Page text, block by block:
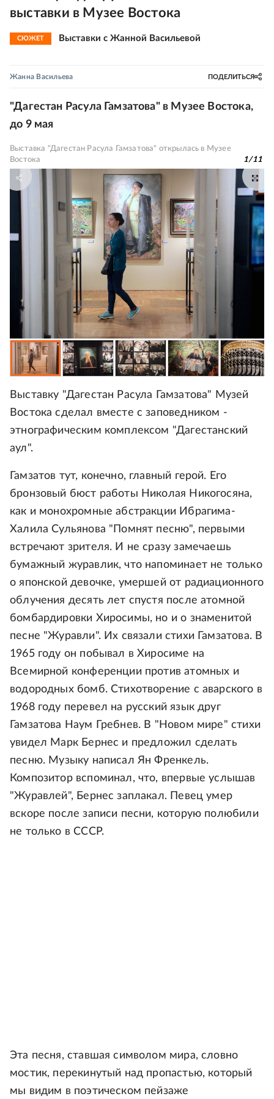
выставки в Музее Востока
СЮЖЕТ Выставки с Жанной Васильевой
Жанна Васильева ПОДЕЛИТЬСЯ
"Дагестан Расула Гамзатова" в Музее Востока,
до 9 мая
Выставка "Дагестан Расула Гамзатова" открылась в Музее
Востока
1/11
Выставку "Дагестан Расула Гамзатова" Музей
Востока сделал вместе с заповедником -
этнографическим комплексом "Дагестанский
аул".
Гамзатов тут, конечно, главный герой. Его
бронзовый бюст работы Николая Никогосяна,
как и монохромные абстракции Ибрагима-
Халила Сульянова "Помнят песню", первыми
встречают зрителя. И не сразу замечаешь
бумажный журавлик, что напоминает не только
о японской девочке, умершей от радиационного
облучения десять лет спустя после атомной
бомбардировки Хиросимы, но и о знаменитой
песне "Журавли". Их связали стихи Гамзатова. В
1965 году он побывал в Хиросиме на
Всемирной конференции против атомных и
водородных бомб. Стихотворение с аварского в
1968 году перевел на русский язык друг
Гамзатова Наум Гребнев. В "Новом мире" стихи
увидел Марк Бернес и предложил сделать
песню. Музыку написал Ян Френкель.
Композитор вспоминал, что, впервые услышав
"Журавлей", Бернес заплакал. Певец умер
вскоре после записи песни, которую полюбили
не только в СССР.
Эта песня, ставшая символом мира, словно
мостик, перекинутый над пропастью, который
мы видим в поэтическом пейзаже